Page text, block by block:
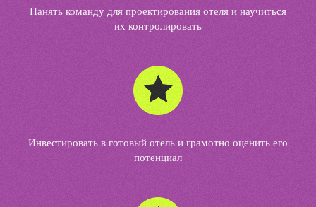
Нанять команду для проектирования отеля и научиться
их контролировать
Инвестировать в готовый отель и грамотно оценить его
потенциал